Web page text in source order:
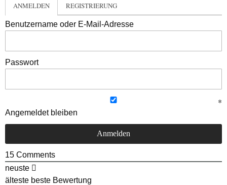
ANMELDEN REGISTRIERUNG
Benutzername oder E-Mail-Adresse
Passwort
Angemeldet bleiben
15 Comments
neuste
älteste beste Bewertung